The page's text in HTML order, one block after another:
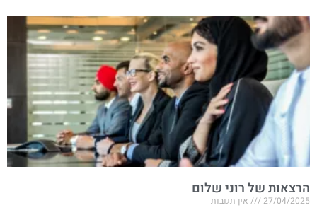
הרצאות של רוני שלום
27/04/2025 אין תגובות